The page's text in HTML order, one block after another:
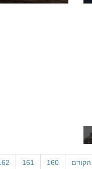
הקודם 160
161